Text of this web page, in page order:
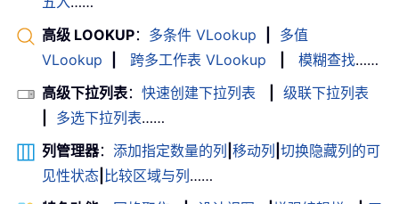
高级 LOOKUP： 多条件 VLookup
多值
VLookup
跨多工作表 VLookup 模糊查找……
高级下拉列表： 快速创建下拉列表
级联下拉列表
多选下拉列表……
列管理器： 添加指定数量的列 移动列 切换隐藏列的可
见性状态 比较区域与列……